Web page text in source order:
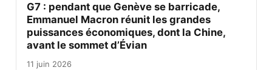
G7 : pendant que Genève se barricade,
Emmanuel Macron réunit les grandes
puissances économiques, dont la Chine,
avant le sommet d’Évian
11 juin 2026